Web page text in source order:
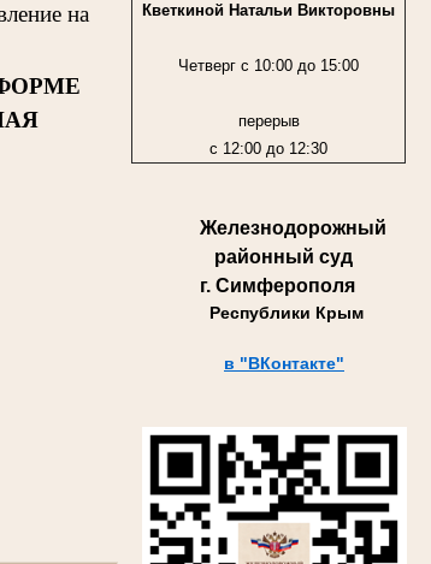
Кветкиной Натальи Викторовны
Четверг с 10:00 до 15:00
перерыв
с 12:00 до 12:30
Железнодорожный
районный суд
г. Симферополя
Республики Крым
в "ВКонтакте"
на